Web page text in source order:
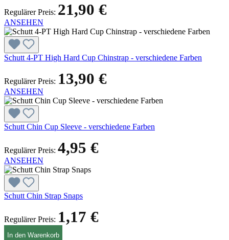
Regulärer Preis: 21,90 €
ANSEHEN
Schutt 4-PT High Hard Cup Chinstrap - verschiedene Farben
Regulärer Preis: 13,90 €
ANSEHEN
Schutt Chin Cup Sleeve - verschiedene Farben
Regulärer Preis: 4,95 €
ANSEHEN
Schutt Chin Strap Snaps
Regulärer Preis: 1,17 €
In den Warenkorb